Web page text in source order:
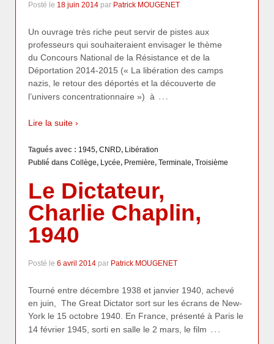
Posté le 18 juin 2014 par Patrick MOUGENET
Un ouvrage très riche peut servir de pistes aux
professeurs qui souhaiteraient envisager le thème
du Concours National de la Résistance et de la
Déportation 2014-2015 (« La libération des camps
nazis, le retour des déportés et la découverte de
l’univers concentrationnaire ») à …
Lire la suite ›
Tagués avec : 1945, CNRD, Libération
Publié dans Collège, Lycée, Première, Terminale, Troisième
Le Dictateur,
Charlie Chaplin,
1940
Posté le 6 avril 2014 par Patrick MOUGENET
Tourné entre décembre 1938 et janvier 1940, achevé
en juin, The Great Dictator sort sur les écrans de New-
York le 15 octobre 1940. En France, présenté à Paris le
14 février 1945, sorti en salle le 2 mars, le film …